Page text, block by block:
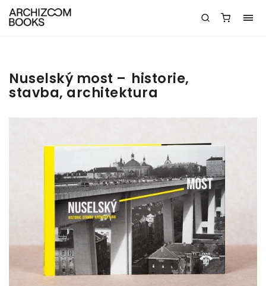
Nuselský most –⁠⁠⁠⁠⁠⁠ historie,
stavba, architektura